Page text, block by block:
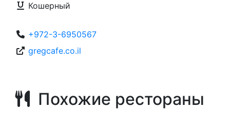
Кошерный
+972-3-6950567
gregcafe.co.il
Похожие рестораны